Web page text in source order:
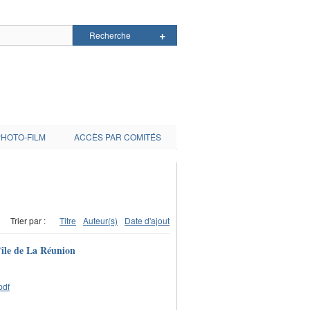
FILM ACCÈS PAR COMITÉS
Trier par : Titre Auteur(s) Date d'ajout
de La Réunion